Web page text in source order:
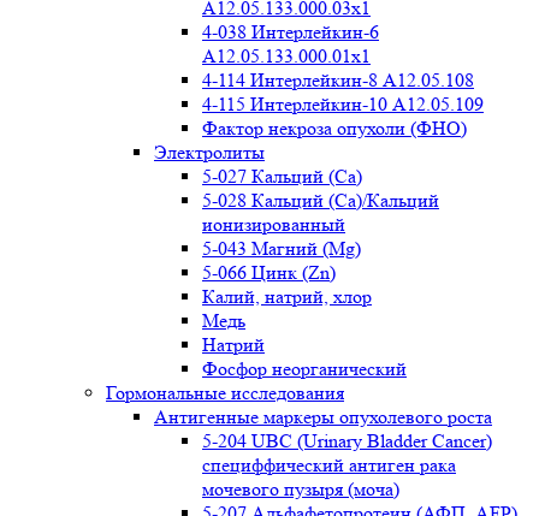
A12.05.133.000.03x1
4-038 Интерлейкин-6
A12.05.133.000.01x1
4-114 Интерлейкин-8 A12.05.108
4-115 Интерлейкин-10 A12.05.109
Фактор некроза опухоли (ФНО)
Электролиты
5-027 Кальций (Ca)
5-028 Кальций (Ca)/Кальций
ионизированный
5-043 Магний (Mg)
5-066 Цинк (Zn)
Калий, натрий, хлор
Медь
Натрий
Фосфор неорганический
Гормональные исследования
Антигенные маркеры опухолевого роста
5-204 UBC (Urinary Bladder Cancer)
специффический антиген рака
мочевого пузыря (моча)